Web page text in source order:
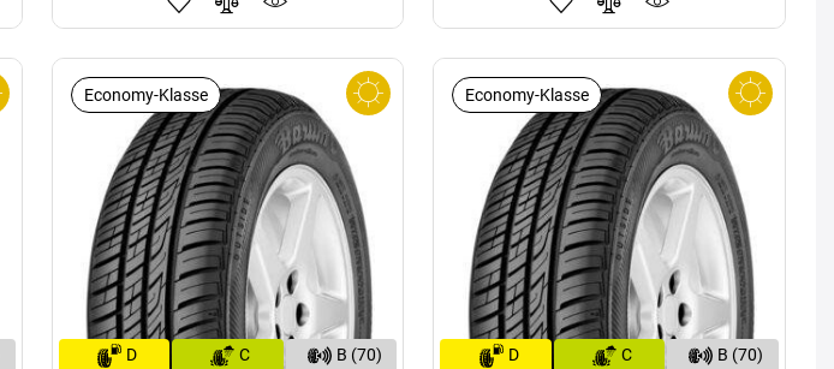
Economy-Klasse
D C B (70)
Economy-Klasse
D C B (70)